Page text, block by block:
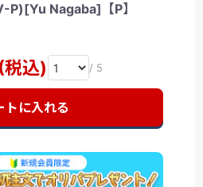
Nagaba]【P】
込) / 5
トに入れる